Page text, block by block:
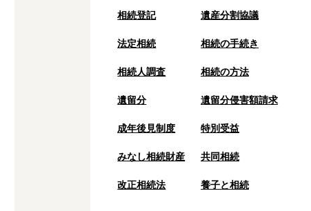
相続登記 遺産分割協議
法定相続 相続の⼿続き
相続人調査 相続の方法
遺留分 遺留分侵害額請求
成年後⾒制度 特別受益
みなし相続財産 共同相続
改正相続法 養子と相続